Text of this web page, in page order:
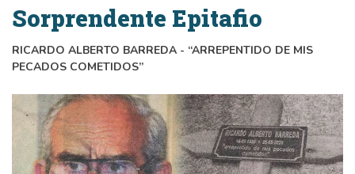
Sorprendente Epitafio
RICARDO ALBERTO BARREDA - “ARREPENTIDO DE MIS
PECADOS COMETIDOS”